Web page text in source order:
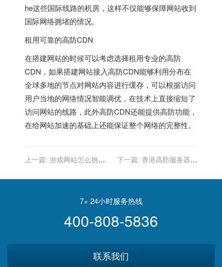
he这些国际线路的机房，这样不仅能够保障网站收到
国际网络拥堵的情况。
租用可靠的高防CDN
在搭建网站的时候可以考虑选择租用专业的高防
CDN，如果搭建网站接入高防CDN能够利用分布在
全球多地的节点对网站内容进行缓存，可以根据访问
用户当地的网络情况智能调优，在技术上直接缩短了
访问网站的线路，此外高防CDN还能提供高防功能，
在给网站加速的基础上还能保证整个网络的完整性。
上一篇: 游戏网站怎么挑选
下一篇: 香港高防服务器适
7× 24小时服务热线
400-808-5836
联系我们